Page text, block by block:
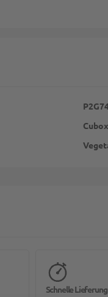
Schnelle Lieferung